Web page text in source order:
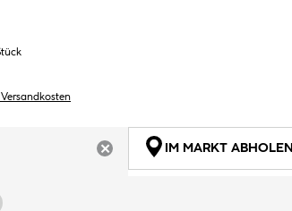
ARTIKEL NICHT VERFÜGBAR
IM MARKT ABHOLEN